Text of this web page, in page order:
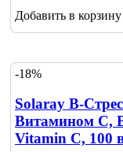
Добавить в корзину
-18%
Solaray В-
Витамином С,
Vitamin C, 100